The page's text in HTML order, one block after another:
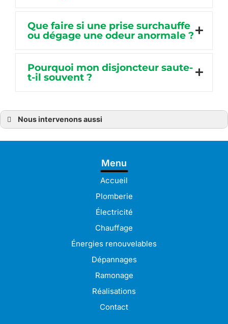
Que faire si une prise surchauffe
ou dégage une odeur anormale ?
Pourquoi mon disjoncteur saute-
t-il souvent ?
Nous intervenons aussi
Électricien à Binic-Étables-sur-Mer
Électricien à Guingamp
Menu
Accueil
Plomberie
Électricité
Chauffage
Énergies renouvelables
Dépannages
Ramonage
Réalisations
Contact